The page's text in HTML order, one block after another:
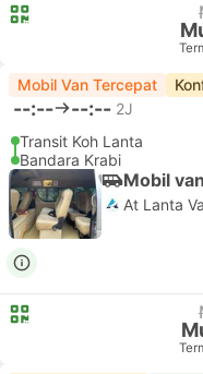
Mobil Van Tercepat
--:-- --:-- 2J
Transit Koh Lanta
Bandara Krabi
Mobil
At Lanta